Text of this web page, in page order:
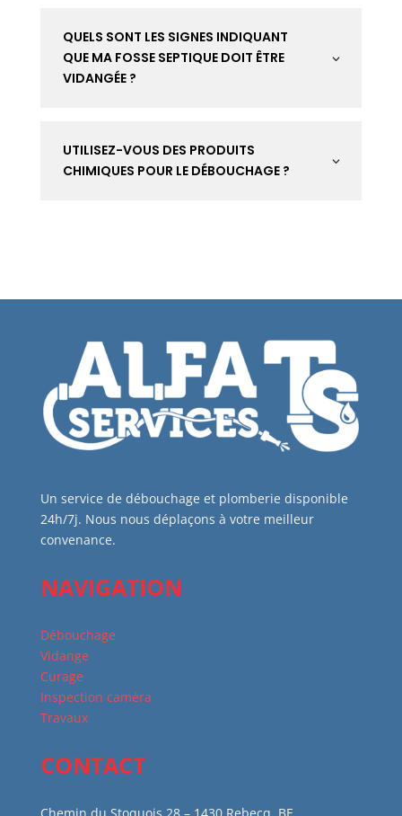
3
QUELS SONT LES SIGNES INDIQUANT
QUE MA FOSSE SEPTIQUE DOIT ÊTRE
VIDANGÉE ?
3
UTILISEZ-VOUS DES PRODUITS
CHIMIQUES POUR LE DÉBOUCHAGE ?
Un service de débouchage et plomberie disponible
24h/7j. Nous nous déplaçons à votre meilleur
convenance.
NAVIGATION
Débouchage
Vidange
Curage
Inspection caméra
Travaux
CONTACT